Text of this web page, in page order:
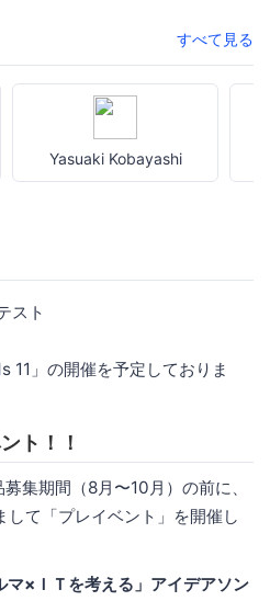
すべて見る
Yasuaki Kobayashi
スト
」の開催を予定しておりま
ト！！
集期間（8月〜10月）の前に、
て「プレイベント」を開催し
マ×ＩＴを考える」アイデアソン